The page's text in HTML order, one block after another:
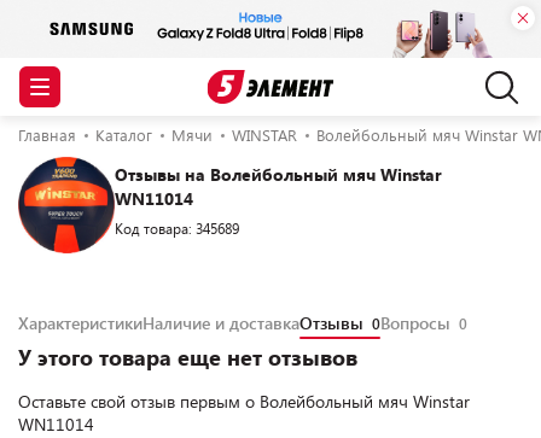
Главная Каталог Мячи WINSTAR Волейбольный мяч Winstar
Отзывы на Волейбольный мяч Winstar
WN11014
Код товара: 345689
ХарактеристикиНаличие и доставкаОтзывы 0Вопросы 0
У этого товара еще нет отзывов
Оставьте свой отзыв первым о Волейбольный мяч Winstar
WN11014